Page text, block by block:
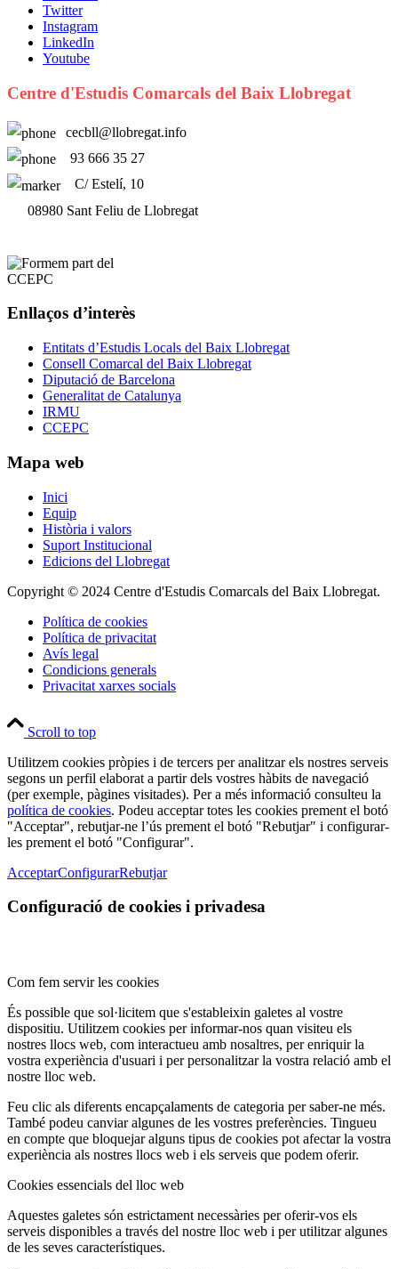
Twitter
Instagram
LinkedIn
Youtube
Centre d'Estudis Comarcals del Baix Llobregat
cecbll@llobregat.info
93 666 35 27
C/ Estelí, 10
08980 Sant Feliu de Llobregat
Enllaços d’interès
Entitats d’Estudis Locals del Baix Llobregat
Consell Comarcal del Baix Llobregat
Diputació de Barcelona
Generalitat de Catalunya
IRMU
CCEPC
Mapa web
Inici
Equip
Història i valors
Suport Institucional
Edicions del Llobregat
Copyright © 2024 Centre d'Estudis Comarcals del Baix Llobregat.
Política de cookies
Política de privacitat
Avís legal
Condicions generals
Privacitat xarxes socials
Scroll to top
Utilitzem cookies pròpies i de tercers per analitzar els nostres serveis
segons un perfil elaborat a partir dels vostres hàbits de navegació
(per exemple, pàgines visitades). Per a més informació consulteu la
política de cookies. Podeu acceptar totes les cookies prement el botó
"Acceptar", rebutjar-ne l’ús prement el botó "Rebutjar" i configurar-
les prement el botó "Configurar".
AcceptarConfigurarRebutjar
Configuració de cookies i privadesa
Com fem servir les cookies
És possible que sol·licitem que s'estableixin galetes al vostre
dispositiu. Utilitzem cookies per informar-nos quan visiteu els
nostres llocs web, com interactueu amb nosaltres, per enriquir la
vostra experiència d'usuari i per personalitzar la vostra relació amb el
nostre lloc web.
Feu clic als diferents encapçalaments de categoria per saber-ne més.
També podeu canviar algunes de les vostres preferències. Tingueu
en compte que bloquejar alguns tipus de cookies pot afectar la vostra
experiència als nostres llocs web i els serveis que podem oferir.
Cookies essencials del lloc web
Aquestes galetes són estrictament necessàries per oferir-vos els
serveis disponibles a través del nostre lloc web i per utilitzar algunes
de les seves característiques.